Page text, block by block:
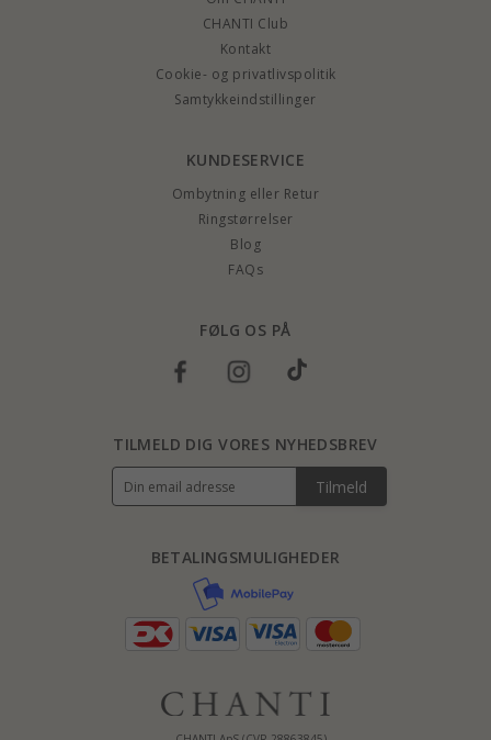
CHANTI Club
Kontakt
Cookie- og privatlivspolitik
Samtykkeindstillinger
KUNDESERVICE
Ombytning eller Retur
Ringstørrelser
Blog
FAQs
FØLG OS PÅ
BETALINGSMULIGHEDER
TILMELD DIG VORES NYHEDSBREV
Tilmeld